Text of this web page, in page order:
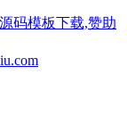
码模板下载,赞助